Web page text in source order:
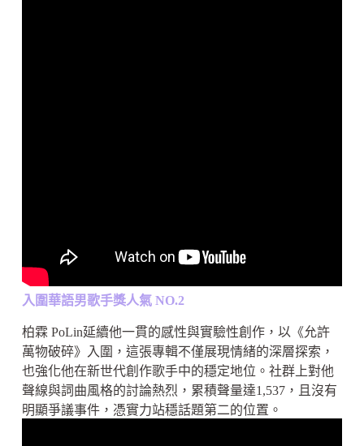
入圍華語男歌手獎人氣 NO.2
柏霖 PoLin延續他一貫的感性與實驗性創作，以《允許
萬物破碎》入圍，這張專輯不僅展現情緒的深層探索，
也強化他在新世代創作歌手中的穩定地位。社群上對他
聲線與詞曲風格的討論熱烈，累積聲量達1,537，且沒有
明顯爭議事件，憑實力站穩話題第二的位置。